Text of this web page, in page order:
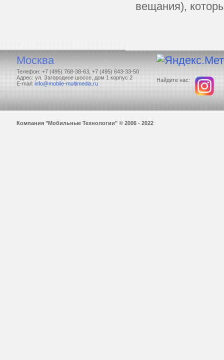
вещания),
Москва
Телефон: +7 (495) 768-38-63, +7 (495) 643-33-50
Адрес: ул. Загородное шоссе, дом 1 корпус 2
E-mail: info@mobile-multimedia.ru
Найдите нас:
Компания "Мобильные Технологии" © 2006 - 2022